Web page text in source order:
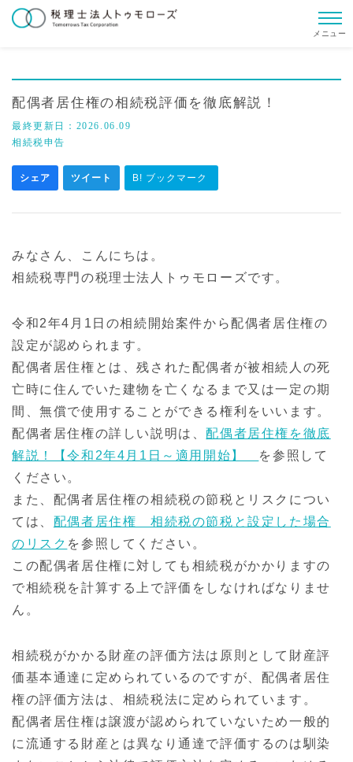
メニュー
配偶者居住権の相続税評価を徹底解説！
最終更新日： 2026.06.09
相続税申告
シェア ツイート B! ブックマーク
みなさん、こんにちは。
相続税専門の税理士法人トゥモローズです。
令和2年4月1日の相続開始案件から配偶者居住権の
設定が認められます。
配偶者居住権とは、残された配偶者が被相続人の死
亡時に住んでいた建物を亡くなるまで又は一定の期
間、無償で使用することができる権利をいいます。
配偶者居住権の詳しい説明は、配偶者居住権を徹底
解説！【令和2年4月1日～適用開始】 を参照して
ください。
また、配偶者居住権の相続税の節税とリスクについ
ては、 配偶者居住権 相続税の節税と設定した場合
のリスク を参照してください。
この配偶者居住権に対しても相続税がかかりますの
で相続税を計算する上で評価をしなければなりませ
ん。
相続税がかかる財産の評価方法は原則として財産評
価基本通達に定められているのですが、配偶者居住
権の評価方法は、相続税法に定められています。
配偶者居住権は譲渡が認められていないため一般的
に流通する財産とは異なり通達で評価するのは馴染